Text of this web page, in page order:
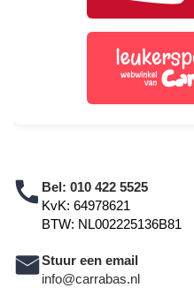
Bel: 010 422 5525
KvK: 64978621
BTW: NL002225136B81
Stuur een email
info@carrabas.nl